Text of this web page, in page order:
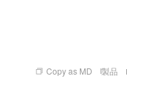
Copy as MD 製品